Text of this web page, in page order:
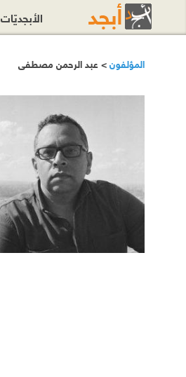
المؤلفون> عبد الرحمن مصطفى
الأبجديّات